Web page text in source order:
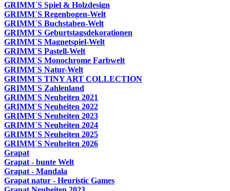
GRIMM´S Spiel & Holzdesign
GRIMM`S Regenbogen-Welt
GRIMM´S Buchstaben-Welt
GRIMM´S Geburtstagsdekorationen
GRIMM´S Magnetspiel-Welt
GRIMM´S Pastell-Welt
GRIMM´S Monochrome Farbwelt
GRIMM´S Natur-Welt
GRIMM´S TINY ART COLLECTION
GRIMM´S Zahlenland
GRIMM´S Neuheiten 2021
GRIMM´S Neuheiten 2022
GRIMM´S Neuheiten 2023
GRIMM´S Neuheiten 2024
GRIMM´S Neuheiten 2025
GRIMM´S Neuheiten 2026
Grapat
Grapat - bunte Welt
Grapat - Mandala
Grapat natur - Heuristic Games